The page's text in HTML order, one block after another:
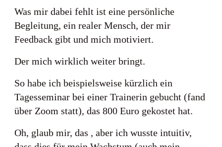
Was mir dabei fehlt ist eine persönliche
Begleitung, ein realer Mensch, der mir
Feedback gibt und mich motiviert.
Der mich wirklich weiter bringt.
So habe ich beispielsweise kürzlich ein
Tagesseminar bei einer Trainerin gebucht (fand
über Zoom statt), das 800 Euro gekostet hat.
Oh, glaub mir, das , aber ich wusste intuitiv,